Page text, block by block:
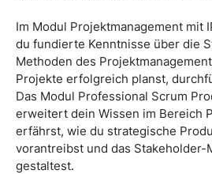
Im Modul Projektmanagement mit
du fundierte Kenntnisse über die
Methoden des
Projekte erfolgreich planst,
Das Modul Professional Scrum
erweitert dein Wissen im Bereich
erfährst, wie du strategische
vorantreibst und das Stakeholder-
gestaltest.